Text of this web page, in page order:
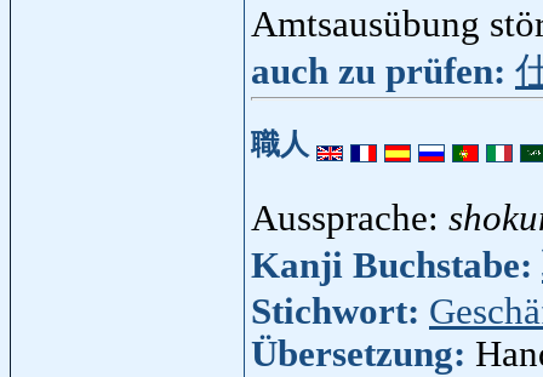
Amtsausübung
auch zu prüfen:
職人
Aussprache:
Kanji Buchstabe:
Stichwort:
Übersetzung: